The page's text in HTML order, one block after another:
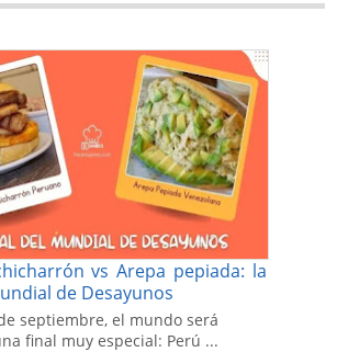
vs Arepa pepiada: la
de Desayunos
septiembre, el mundo será
final muy especial: Perú ...